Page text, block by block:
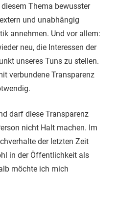
Thema bewusster
und unabhängig
annehmen. Und vor allem:
neu, die Interessen der
unseres Tuns zu stellen.
verbundene Transparenz
darf diese Transparenz
nicht Halt machen. Im
der letzten Zeit
in der Öffentlichkeit als
möchte ich mich